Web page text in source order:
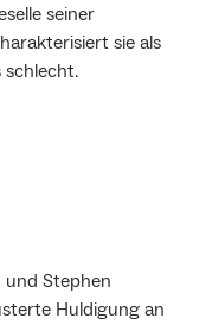
seiner
sie als
schlecht.
und Stephen
Huldigung an